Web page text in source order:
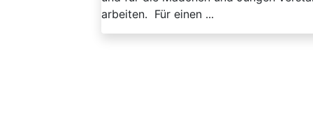
arbeiten. Für einen ...